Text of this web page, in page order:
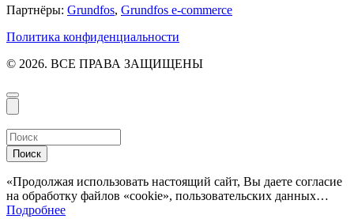
Партнёры: Grundfos, Grundfos e-commerce
Политика конфиденциальности
© 2026. ВСЕ ПРАВА ЗАЩИЩЕНЫ
Поиск
«Продолжая использовать настоящий сайт, Вы даете согласие
на обработку файлов «cookie», пользовательских данных…
Подробнее